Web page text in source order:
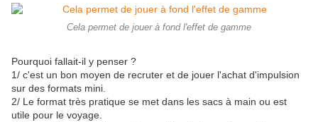
Cela permet de jouer à fond l'effet de gamme
Pourquoi fallait-il y penser ?
1/ c'est un bon moyen de recruter et de jouer l'achat d'impulsion
sur des formats mini.
2/ Le format très pratique se met dans les sacs à main ou est
utile pour le voyage.